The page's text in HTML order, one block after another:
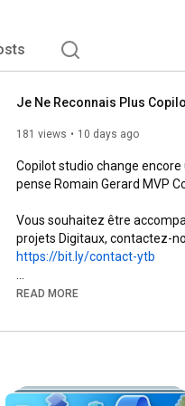
181 views 10 days ago
Copilot studio change
pense Romain Gerard MVP
Vous souhaitez être
https://bit.ly/contact-ytb
Expertime est une société de
Nous accompagnons les
mesure.
READ MORE